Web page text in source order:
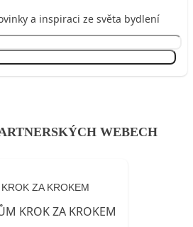
a inspiraci ze světa bydlení
WEBECH
ZA KROKEM